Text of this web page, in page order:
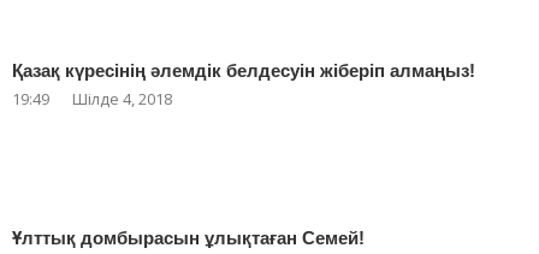
Қазақ күресінің әлемдік белдесуін жіберіп алмаңыз!
19:49 Шілде 4, 2018
Ұлттық домбырасын ұлықтаған Семей!